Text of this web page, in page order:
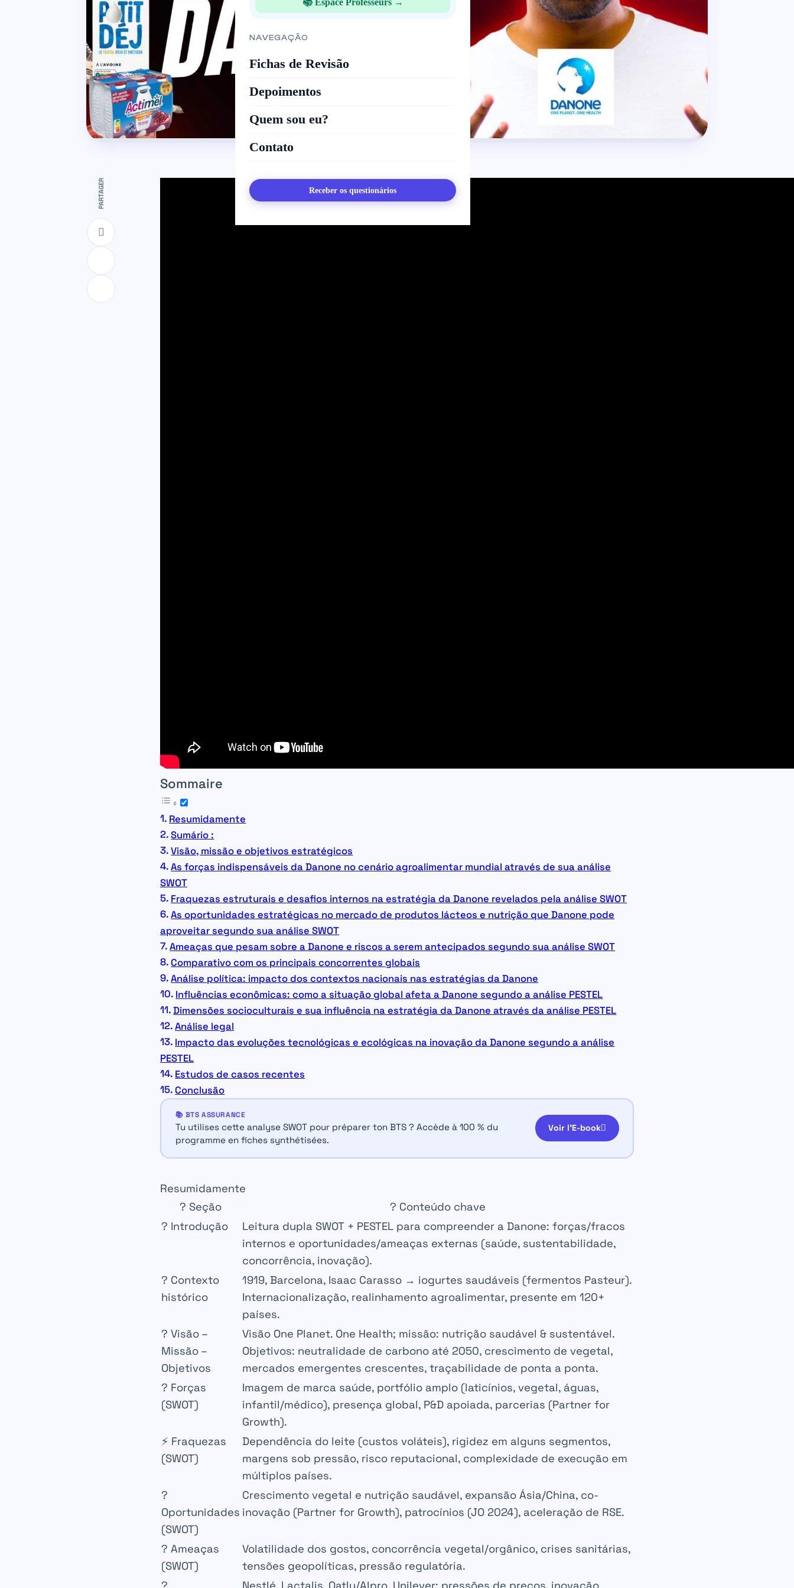
📚 Espace Professeurs →
NAVEGAÇÃO
Fichas de Revisão
Depoimentos
Quem sou eu?
Contato
Receber os questionários
PARTAGER
Sommaire
Resumidamente
Sumário :
Visão, missão e objetivos estratégicos
As forças indispensáveis da Danone no cenário agroalimentar mundial através de sua análise
SWOT
Fraquezas estruturais e desafios internos na estratégia da Danone revelados pela análise SWOT
As oportunidades estratégicas no mercado de produtos lácteos e nutrição que Danone pode
aproveitar segundo sua análise SWOT
Ameaças que pesam sobre a Danone e riscos a serem antecipados segundo sua análise SWOT
Comparativo com os principais concorrentes globais
Análise política: impacto dos contextos nacionais nas estratégias da Danone
Influências econômicas: como a situação global afeta a Danone segundo a análise PESTEL
Dimensões socioculturais e sua influência na estratégia da Danone através da análise PESTEL
Análise legal
Impacto das evoluções tecnológicas e ecológicas na inovação da Danone segundo a análise
PESTEL
Estudos de casos recentes
Conclusão
📚 BTS ASSURANCE
Tu utilises cette analyse SWOT pour préparer ton BTS ? Accède à 100 % du
programme en fiches synthétisées.
Voir l'E-book
Resumidamente
? Seção
? Conteúdo chave
? Introdução
Leitura dupla SWOT + PESTEL para compreender a Danone: forças/fracos
internos e oportunidades/ameaças externas (saúde, sustentabilidade,
concorrência, inovação).
?️ Contexto
histórico
1919, Barcelona, Isaac Carasso → iogurtes saudáveis (fermentos Pasteur).
Internacionalização, realinhamento agroalimentar, presente em 120+
países.
? Visão –
Missão –
Objetivos
Visão One Planet. One Health; missão: nutrição saudável & sustentável.
Objetivos: neutralidade de carbono até 2050, crescimento de vegetal,
mercados emergentes crescentes, traçabilidade de ponta a ponta.
?️ Forças
(SWOT)
Imagem de marca saúde, portfólio amplo (laticínios, vegetal, águas,
infantil/médico), presença global, P&D apoiada, parcerias (Partner for
Growth).
⚡ Fraquezas
(SWOT)
Dependência do leite (custos voláteis), rigidez em alguns segmentos,
margens sob pressão, risco reputacional, complexidade de execução em
múltiplos países.
?
Oportunidades
(SWOT)
Crescimento vegetal e nutrição saudável, expansão Ásia/China, co-
inovação (Partner for Growth), patrocínios (JO 2024), aceleração de RSE.
?️ Ameaças
(SWOT)
Volatilidade dos gostos, concorrência vegetal/orgânico, crises sanitárias,
tensões geopolíticas, pressão regulatória.
?
Nestlé, Lactalis, Oatly/Alpro, Unilever: pressões de preços, inovação